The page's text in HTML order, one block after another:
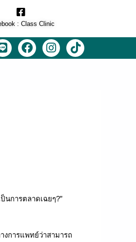
: Class Clinic
L
i
F
a
I
n
T
i
การตลาดเฉยๆ?”
งการแพทย์ว่าสามารถ